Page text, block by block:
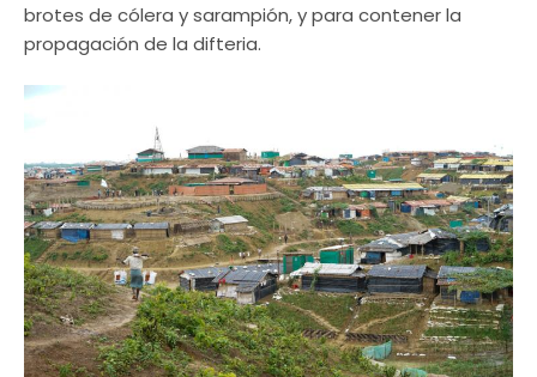
brotes de cólera y sarampión, y para contener la
propagación de la difteria.